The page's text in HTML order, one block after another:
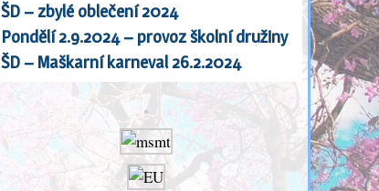
ŠD – zbylé oblečení 2024
Pondělí 2.9.2024 – provoz školní družiny
ŠD – Maškarní karneval 26.2.2024